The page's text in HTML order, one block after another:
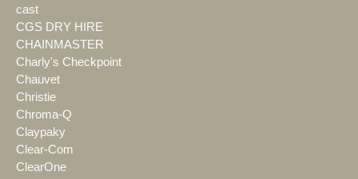
cast
CGS DRY HIRE
CHAINMASTER
Charly's Checkpoint
Chauvet
Christie
Chroma-Q
Claypaky
Clear-Com
ClearOne